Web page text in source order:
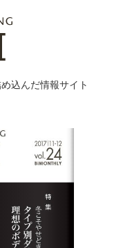
込んだ情報サイト